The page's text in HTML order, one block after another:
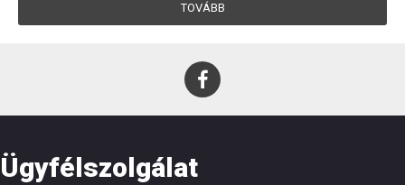
TOVÁBB
Ügyfélszolgálat